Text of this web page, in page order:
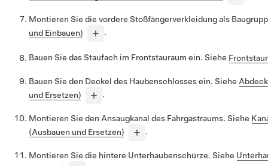
Montieren Sie die vordere Stoßfängerverkleidung als
und Einbauen)
.
Bauen Sie das Staufach im Frontstauraum ein. Siehe
Bauen Sie den Deckel des Haubenschlosses ein. Siehe
und Ersetzen)
.
Montieren Sie den Ansaugkanal des Fahrgastraums. Siehe
(Ausbauen und Ersetzen)
.
Montieren Sie die hintere Unterhaubenschürze. Siehe